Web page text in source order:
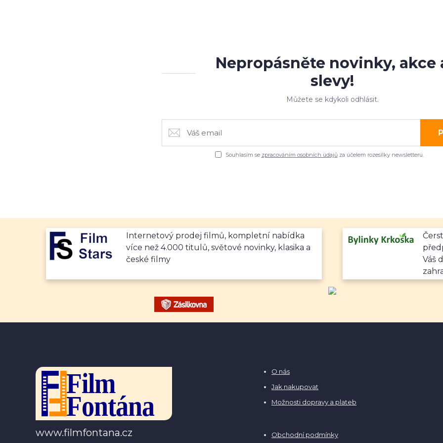
Nepropásněte novinky, akce
slevy!
Můžete se kdykoli odhlásit.
Souhlasím se zpracováním osobních údajůza účelem rozesílky newsletteru.
Internetový prodej filmů, kompletní nabídka
více než 4.000 titulů, světové novinky, klasika a
české filmy
Váš
www.filmfontana.cz
O nás
Jak nakupovat
Možnosti dopravy a plateb
Obchodní podmínky